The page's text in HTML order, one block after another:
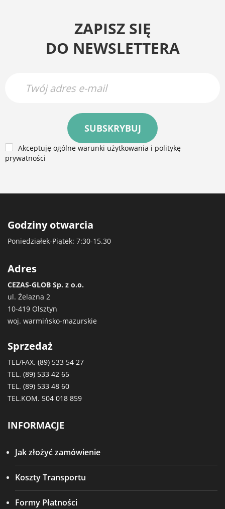
ZAPISZ SIĘ
DO NEWSLETTERA
SUBSKRYBUJ
Akceptuję ogólne warunki użytkowania i politykę
prywatności
Godziny otwarcia
Poniedziałek-Piątek: 7:30-15.30
Adres
CEZAS-GLOB Sp. z o.o.
ul. Żelazna 2
10-419 Olsztyn
woj. warmińsko-mazurskie
Sprzedaż
TEL/FAX. (89) 533 54 27
TEL. (89) 533 42 65
TEL. (89) 533 48 60
TEL.KOM. 504 018 859
INFORMACJE
Jak złożyć zamówienie
Koszty Transportu
Formy Płatności